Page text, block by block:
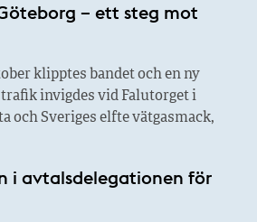
– ett steg mot
klipptes bandet och en ny
invigdes vid Falutorget i
och Sveriges elfte vätgasmack,
i avtalsdelegationen för